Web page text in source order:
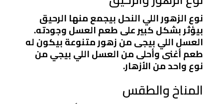
نوع الزهور اللي النحل بيجمع منها الرحيق
بيؤثر بشكل كبير على طعم العسل وجودته.
العسل اللي بيجى من زهور متنوعة بيكون له
طعم أغنى وأحلى من العسل اللي بيجي من
نوع واحد من الأزهار.
المناخ والطقس